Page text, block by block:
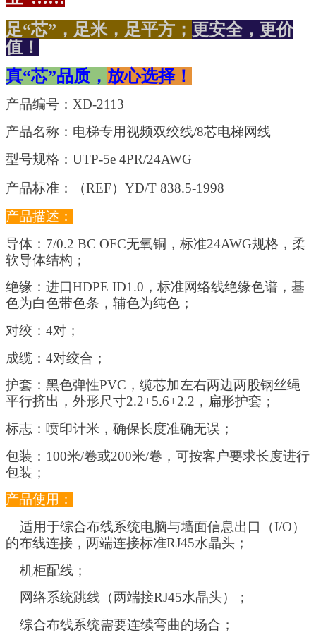
足“芯”，足米，足平方； 更安全，更价
值！
真“芯”品质， 放心选择！
产品编号：XD-2113
产品名称：电梯专用视频双绞线/8芯电梯网线
型号规格：UTP-5e 4PR/24AWG
产品标准：（REF）YD/T 838.5-1998
产品描述：
导体：7/0.2 BC OFC无氧铜，标准24AWG规格，柔
软导体结构；
绝缘：进口HDPE ID1.0，标准网络线绝缘色谱，基
色为白色带色条，辅色为纯色；
对绞：4对；
成缆：4对绞合；
护套：黑色弹性PVC，缆芯加左右两边两股钢丝绳
平行挤出，外形尺寸2.2+5.6+2.2，扁形护套；
标志：喷印计米，确保长度准确无误；
包装：100米/卷或200米/卷，可按客户要求长度进行
包装；
产品使用：
适用于综合布线系统电脑与墙面信息出口（I/O）
的布线连接，两端连接标准RJ45水晶头；
机柜配线；
网络系统跳线（两端接RJ45水晶头）；
综合布线系统需要连续弯曲的场合；